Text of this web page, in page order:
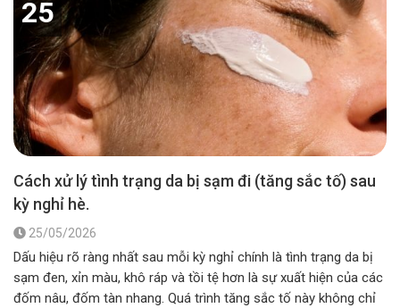
25
Cách xử lý tình trạng da bị sạm đi (tăng sắc tố) sau
kỳ nghỉ hè.
25/05/2026
Dấu hiệu rõ ràng nhất sau mỗi kỳ nghỉ chính là tình trạng da bị
sạm đen, xỉn màu, khô ráp và tồi tệ hơn là sự xuất hiện của các
đốm nâu, đốm tàn nhang. Quá trình tăng sắc tố này không chỉ